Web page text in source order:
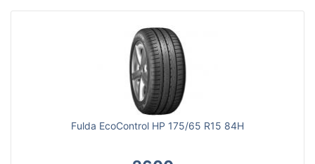
Fulda EcoControl HP 175/65 R15 84H